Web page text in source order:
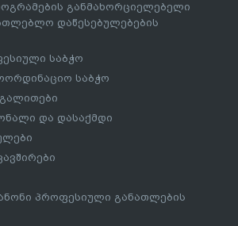
განმახორციელებელი
დაწესებულებების
საბჭო
საბჭო
და დასაქმდი
პროფესიული განათლების